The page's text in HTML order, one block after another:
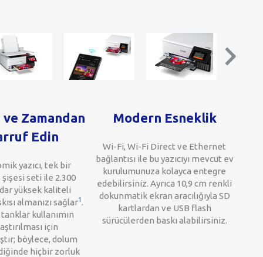
Zamandan
Edin
yazıcı, tek bir
seti ile 2.300
yüksek kaliteli
almanızı sağlar1 .
kullanımın
için
böylece, dolum
hiçbir zorluk
Modern Esneklik
Wi-Fi, Wi-Fi Direct ve Ethernet
bağlantısı ile bu yazıcıyı mevcut ev
kurulumunuza kolayca entegre
edebilirsiniz. Ayrıca 10,9 cm renkli
dokunmatik ekran aracılığıyla SD
kartlardan ve USB flash
sürücülerden baskı alabilirsiniz.